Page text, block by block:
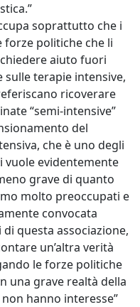
soprattutto che i
forze politiche che li
aiuto fuori
terapie intensive,
ricoverare
“semi-intensive”
del
che è uno degli
vuole evidentemente
grave di quanto
molto preoccupati e
convocata
questa associazione,
un’altra verità
le forze politiche
una grave realtà della
hanno interesse”